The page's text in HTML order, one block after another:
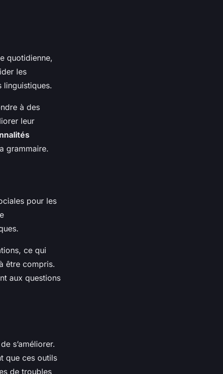
quotidienne,
les
linguistiques.
à des
leur
grammaire.
pour les
ce qui
être compris.
aux questions
s’améliorer.
que ces outils
de troubles